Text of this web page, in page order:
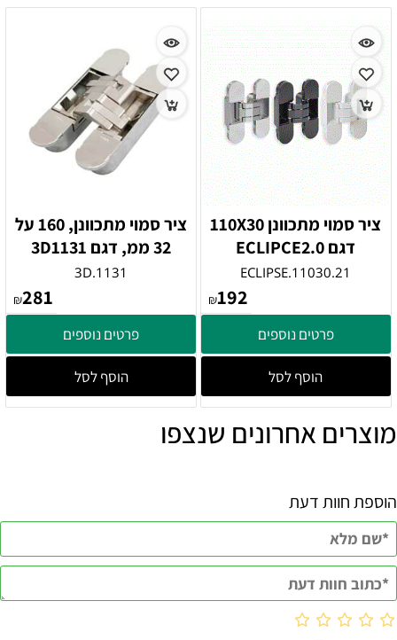
ציר סמוי מתכוונן 110X30
דגם ECLIPCE2.0
ECLIPSE.11030.21
₪192
פרטים נוספים
הוסף לסל
ציר סמוי מתכוונן, 160 על
32 ממ, דגם 3D1131
3D.1131
₪281
פרטים נוספים
הוסף לסל
מוצרים אחרונים שנצפו
הוספת חוות דעת